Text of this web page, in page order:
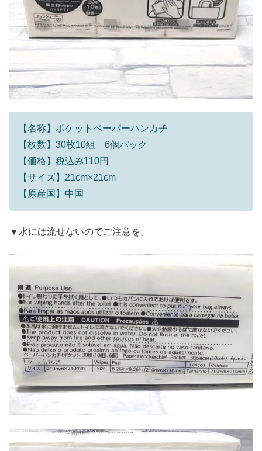
【名称】ポケットペーパーハンカチ
【枚数】30枚10組 6個パック
【価格】税込み110円
【サイズ】21cm×21cm
【原産国】中国
▼水には流せないのでご注意を。